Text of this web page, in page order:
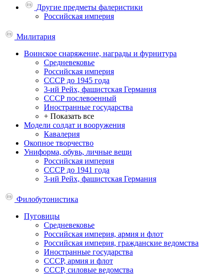
Другие предметы фалеристики
Российская империя
Милитария
Воинское снаряжение, награды и фурнитура
Средневековье
Российская империя
СССР до 1945 года
3-ий Рейх, фашистская Германия
СССР послевоенный
Иностранные государства
+ Показать все
Модели солдат и вооружения
Кавалерия
Окопное творчество
Униформа, обувь, личные вещи
Российская империя
СССР до 1941 года
3-ий Рейх, фашистская Германия
Филобутонистика
Пуговицы
Средневековье
Российская империя, армия и флот
Российская империя, гражданские ведомства
Иностранные государства
СССР, армия и флот
СССР, силовые ведомства